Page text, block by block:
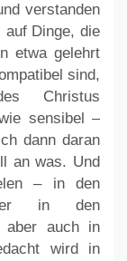
verstanden
auf Dinge, die
etwa gelehrt
sind,
Christus
sensibel –
dann daran
an was. Und
– in den
in den
aber auch in
wird in